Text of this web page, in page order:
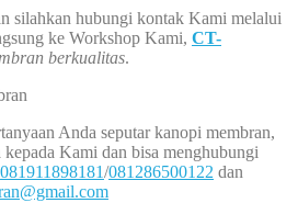
silahkan hubungi kontak Kami melalui
ke Workshop Kami, CT-
berkualitas.
Anda seputar kanopi membran,
kepada Kami dan bisa menghubungi
081911898181/081286500122 dan